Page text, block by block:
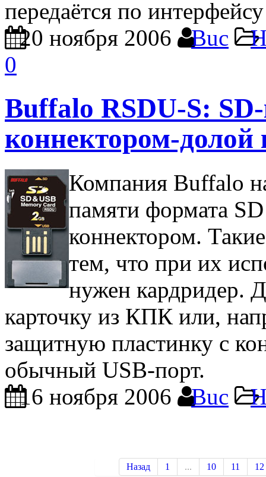
передаётся по
20 ноября 2006
Buc
0
Buffalo RSDU-S:
коннектором-долой
Компания Buffalo
памяти формата
коннектором.
тем, что при их
нужен кардридер.
карточку из КПК или,
защитную пластинку с
обычный USB-порт.
16 ноября 2006
Buc
Назад 1 ... 10 11 12